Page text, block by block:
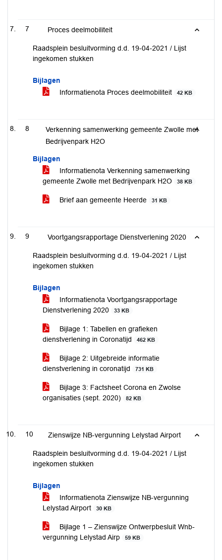
7 Proces deelmobiliteit
Raadsplein besluitvorming d.d. 19-04-2021 / Lijst
ingekomen stukken
Bijlagen
Informatienota Proces deelmobiliteit
42 KB
8
Verkenning samenwerking gemeente Zwolle met
Bedrijvenpark H2O
Bijlagen
Informatienota Verkenning samenwerking
gemeente Zwolle met Bedrijvenpark H2O
38 KB
Brief aan gemeente Heerde 31 KB
9 Voortgangsrapportage Dienstverlening 2020
Raadsplein besluitvorming d.d. 19-04-2021 / Lijst
ingekomen stukken
Bijlagen
Informatienota Voortgangsrapportage
Dienstverlening 2020
33 KB
Bijlage 1: Tabellen en grafieken
dienstverlening in Coronatijd
462 KB
Bijlage 2: Uitgebreide informatie
dienstverlening in coronatijd
731 KB
Bijlage 3: Factsheet Corona en Zwolse
organisaties (sept. 2020)
82 KB
10 Zienswijze NB-vergunning Lelystad Airport
Raadsplein besluitvorming d.d. 19-04-2021 / Lijst
ingekomen stukken
Bijlagen
Informatienota Zienswijze NB-vergunning
Lelystad Airport
30 KB
Bijlage 1 – Zienswijze Ontwerpbesluit Wnb-
vergunning Lelystad Airp
59 KB